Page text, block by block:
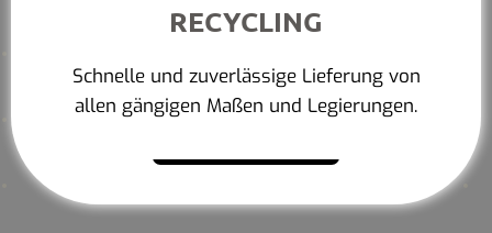
RECYCLING
Schnelle und zuverlässige Lieferung von
allen gängigen Maßen und Legierungen.